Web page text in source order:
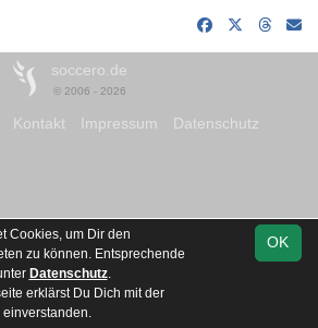
soccero.de
© 2006 - 2026
Kontakt Impressum Datenschutz
OK
Cookies, um Dir den
zu können. Entsprechende
Datenschutz.
erklärst Du Dich mit der